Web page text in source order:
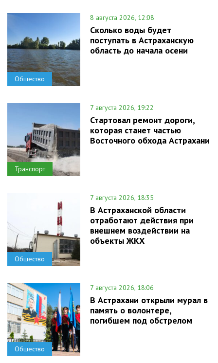
Общество
8 августа 2026, 12:08
Сколько воды будет
поступать в Астраханскую
область до начала осени
Транспорт
7 августа 2026, 19:22
Стартовал ремонт дороги,
которая станет частью
Восточного обхода Астрахани
Общество
7 августа 2026, 18:35
В Астраханской области
отработают действия при
внешнем воздействии на
объекты ЖКХ
Общество
7 августа 2026, 18:06
В Астрахани открыли мурал в
память о волонтере,
погибшем под обстрелом